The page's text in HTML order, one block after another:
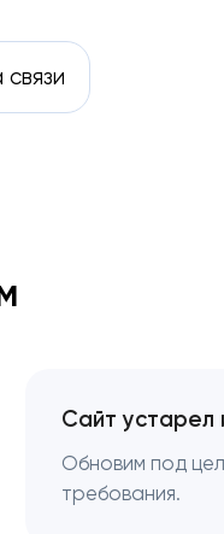
связи
Сайт устарел
Обновим под
требования.